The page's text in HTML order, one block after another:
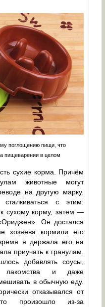
поглощению пищи, что
пищеварении в целом
сухие корма. Причём
животные могут
на другую марку.
с этим:
сухому корму, затем —
Он достался
хозяева кормили его
я держала его на
приучать к гранулам.
добавлять соусы,
лакомства и даже
в обычную еду.
отказывался от
произошло из-за